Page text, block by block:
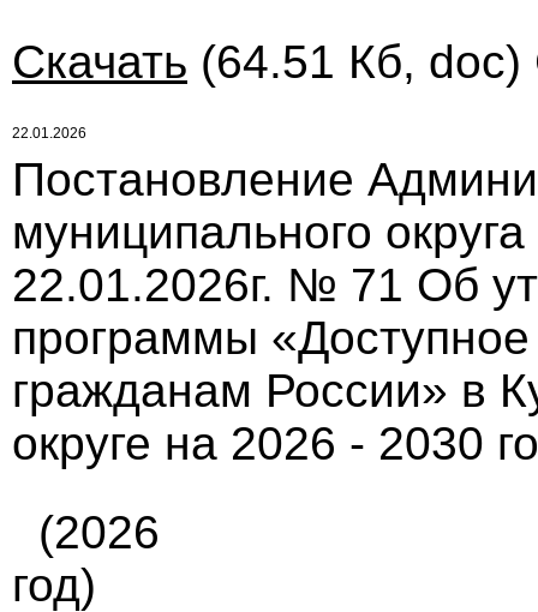
Скачать (64.51 Кб, doc)
22.01.2026
Постановление
муниципального
22.01.2026г. № 71 Об
программы
гражданам России» в
округе на 2026 - 2030
(2026
год)